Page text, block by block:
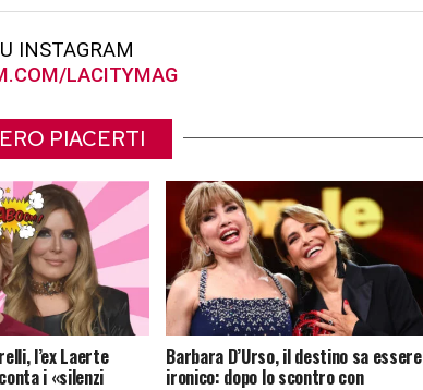
INSTAGRAM
LACITYMAG
PIACERTI
l’ex Laerte
i «silenzi
Barbara D’Urso, il destino sa essere
ironico: dopo lo scontro con